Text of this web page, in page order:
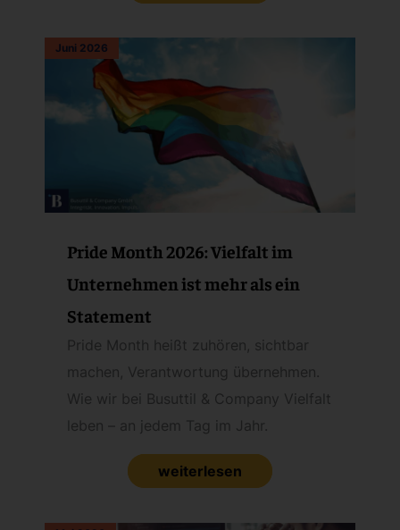
Juni 2026
Pride Month 2026: Vielfalt im
Unternehmen ist mehr als ein
Statement
Pride Month heißt zuhören, sichtbar
machen, Verantwortung übernehmen.
Wie wir bei Busuttil & Company Vielfalt
leben – an jedem Tag im Jahr.
weiterlesen